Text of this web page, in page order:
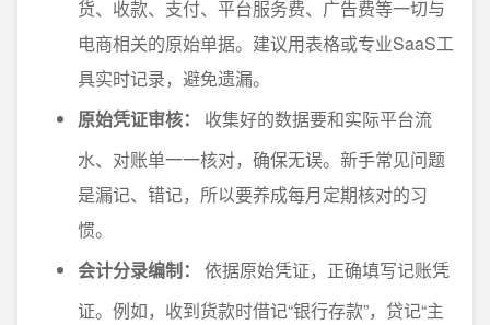
货、收款、支付、平台服务费、广告费等一切与
电商相关的原始单据。建议用表格或专业SaaS工
具实时记录，避免遗漏。
原始凭证审核：
收集好的数据要和实际平台流
水、对账单一一核对，确保无误。新手常见问题
是漏记、错记，所以要养成每月定期核对的习
惯。
会计分录编制：
依据原始凭证，正确填写记账凭
证。例如，收到货款时借记“银行存款”，贷记“主